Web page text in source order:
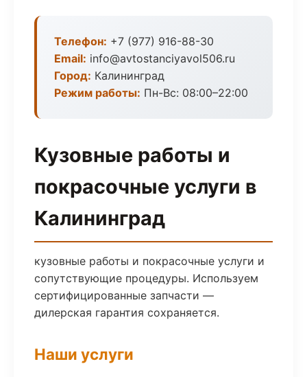
Телефон: +7 (977) 916-88-30
Email: info@avtostanciyavol506.ru
Город: Калининград
Режим работы: Пн-Вс: 08:00–22:00
Кузовные работы и
покрасочные услуги в
Калининград
кузовные работы и покрасочные услуги и
сопутствующие процедуры. Используем
сертифицированные запчасти —
дилерская гарантия сохраняется.
Наши услуги